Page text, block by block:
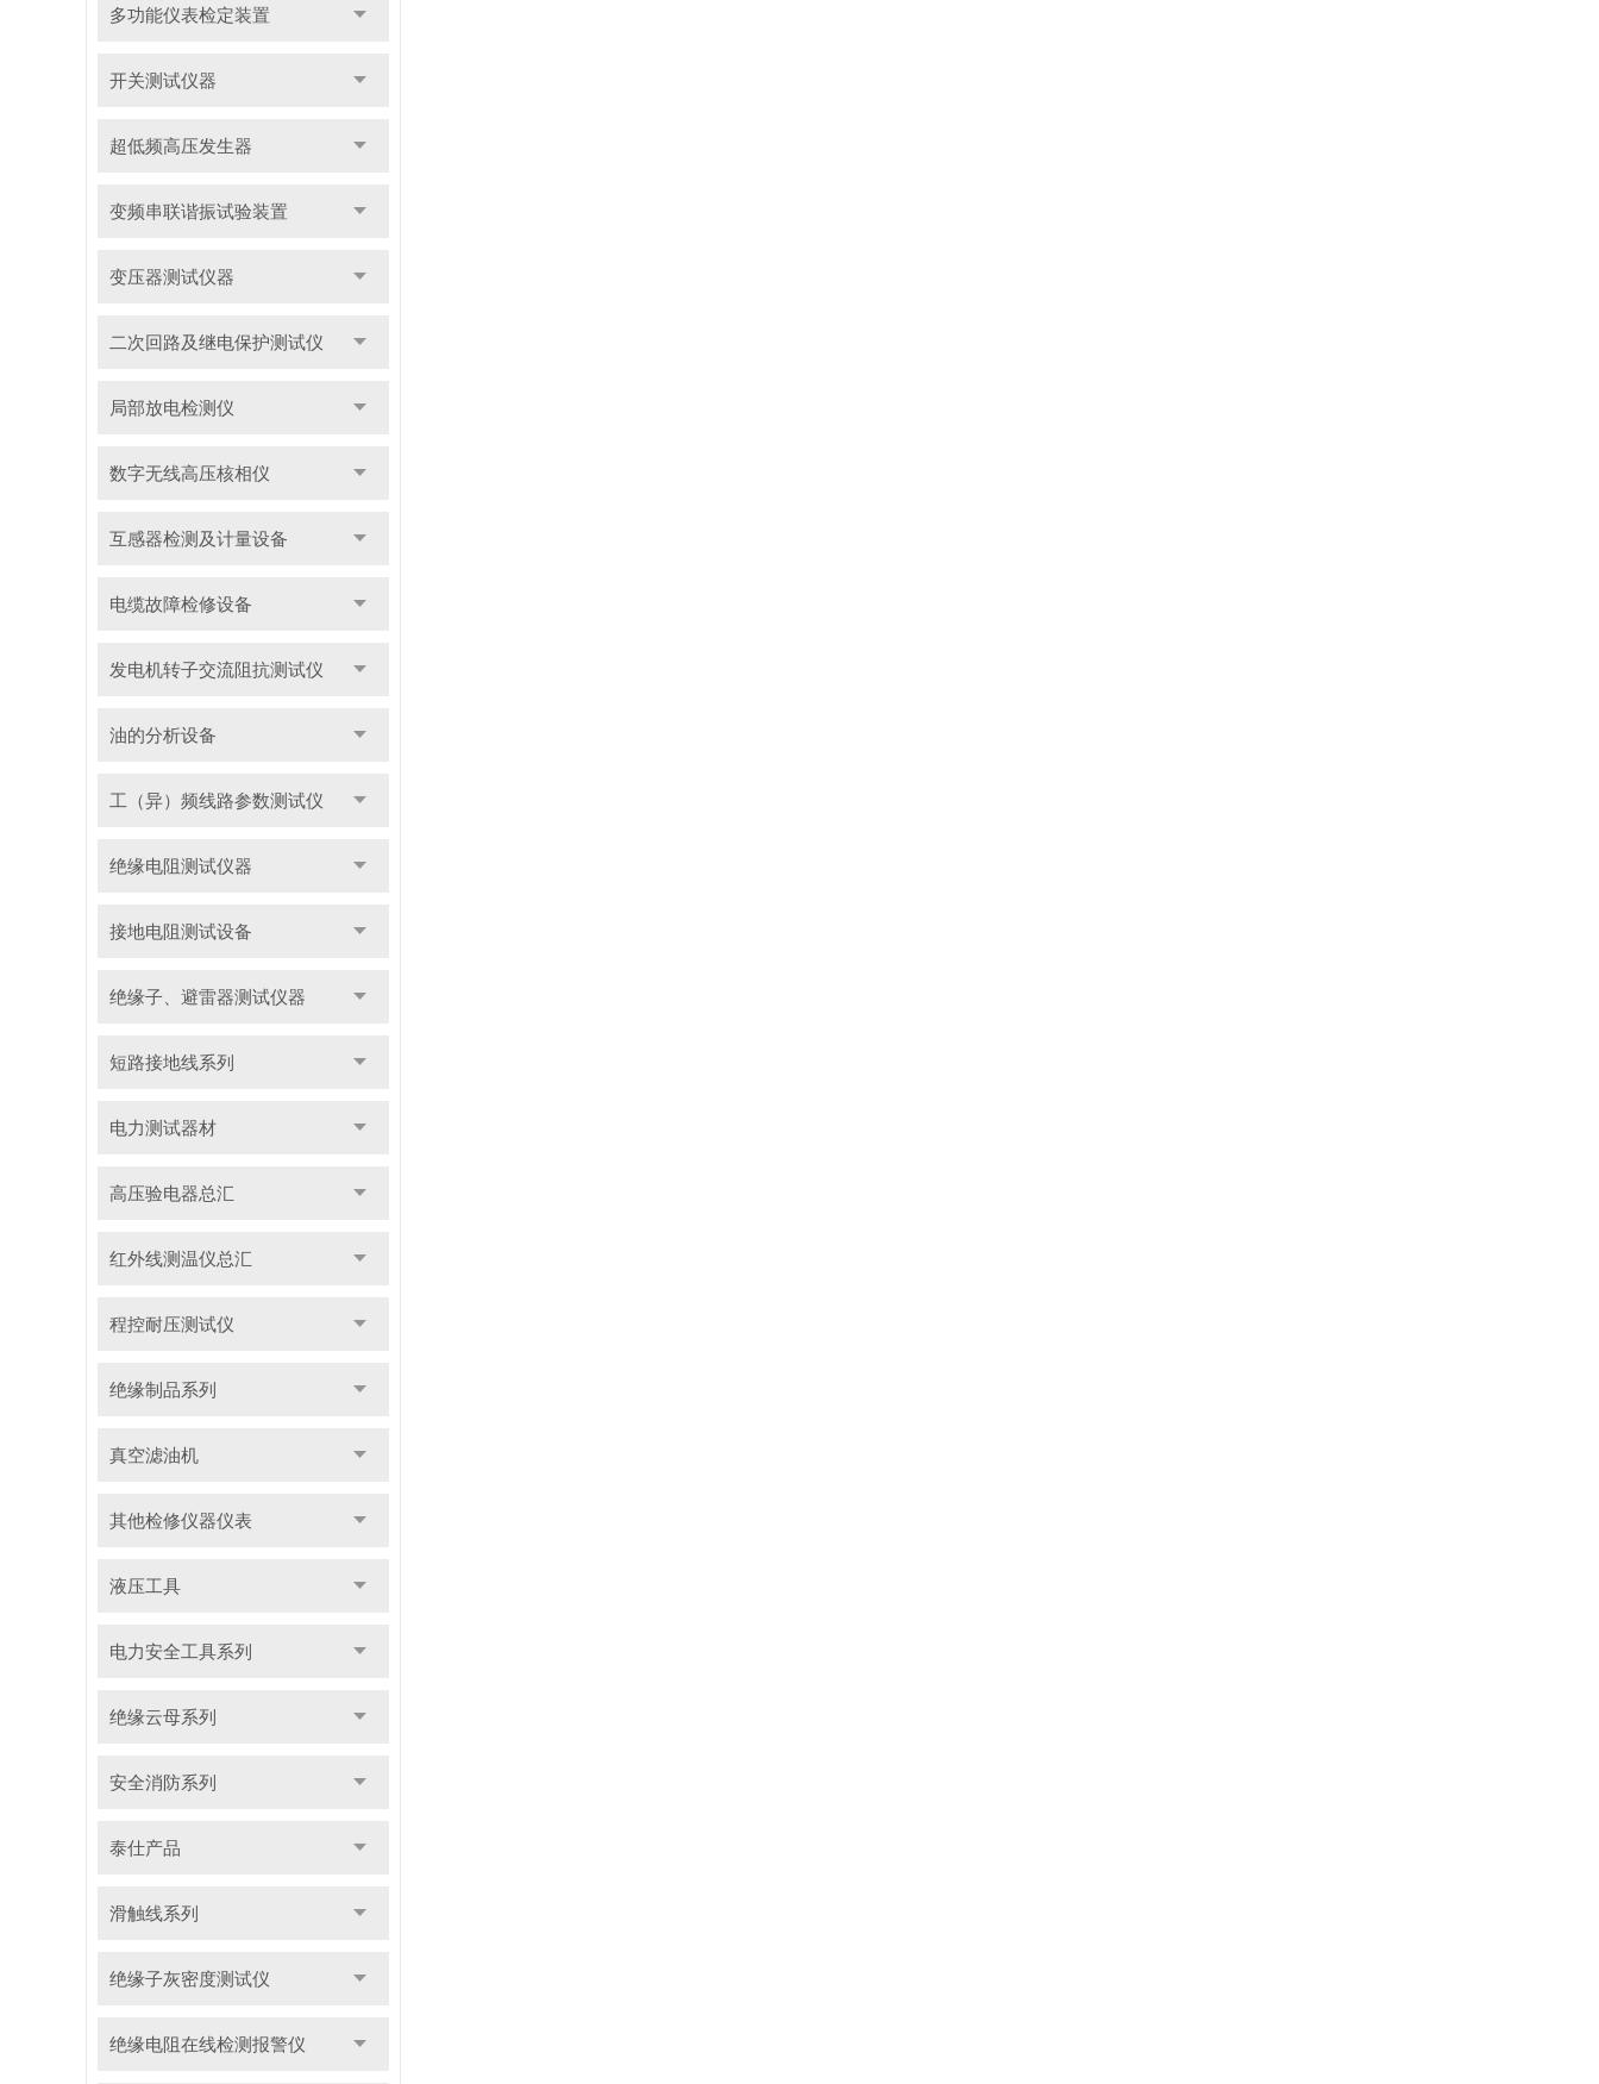
多功能仪表检定装置
开关测试仪器
超低频高压发生器
变频串联谐振试验装置
变压器测试仪器
二次回路及继电保护测试仪
局部放电检测仪
数字无线高压核相仪
互感器检测及计量设备
电缆故障检修设备
发电机转子交流阻抗测试仪
油的分析设备
工（异）频线路参数测试仪
绝缘电阻测试仪器
接地电阻测试设备
绝缘子、避雷器测试仪器
短路接地线系列
电力测试器材
高压验电器总汇
红外线测温仪总汇
程控耐压测试仪
绝缘制品系列
真空滤油机
其他检修仪器仪表
液压工具
电力安全工具系列
绝缘云母系列
安全消防系列
泰仕产品
滑触线系列
绝缘子灰密度测试仪
绝缘电阻在线检测报警仪